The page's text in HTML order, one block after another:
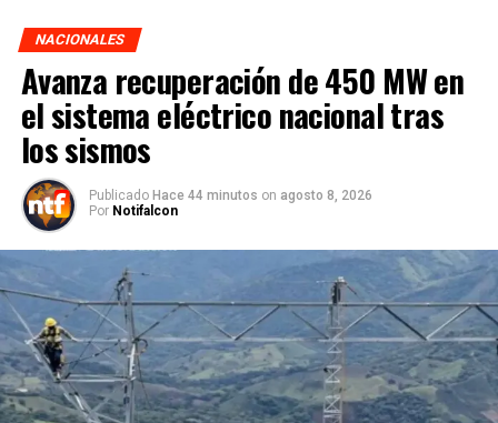
NACIONALES
Avanza recuperación de 450 MW en
el sistema eléctrico nacional tras
los sismos
Publicado Hace 44 minutos on agosto 8, 2026
Por Notifalcon